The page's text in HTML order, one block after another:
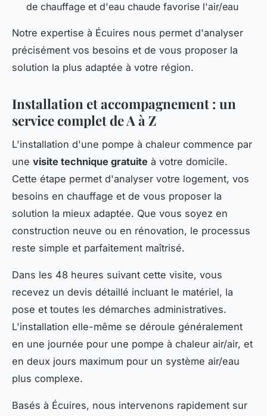
de chauffage et d'eau chaude favorise l'air/eau
Notre expertise à Écuires nous permet d'analyser
précisément vos besoins et de vous proposer la
solution la plus adaptée à votre région.
Installation et accompagnement : un
service complet de A à Z
L'installation d'une pompe à chaleur commence par
une visite technique gratuite à votre domicile.
Cette étape permet d'analyser votre logement, vos
besoins en chauffage et de vous proposer la
solution la mieux adaptée. Que vous soyez en
construction neuve ou en rénovation, le processus
reste simple et parfaitement maîtrisé.
Dans les 48 heures suivant cette visite, vous
recevez un devis détaillé incluant le matériel, la
pose et toutes les démarches administratives.
L'installation elle-même se déroule généralement
en une journée pour une pompe à chaleur air/air, et
en deux jours maximum pour un système air/eau
plus complexe.
Basés à Écuires, nous intervenons rapidement sur